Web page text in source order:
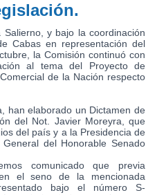
y bajo la coordinación
Cabas en representación del
la Comisión continuó con
al tema del Proyecto de
de la Nación respecto
han elaborado un Dictamen de
del Not. Javier Moreyra, que
del país y a la Presidencia de
del Honorable Senado
comunicado que previa
el seno de la mencionada
bajo el número S-